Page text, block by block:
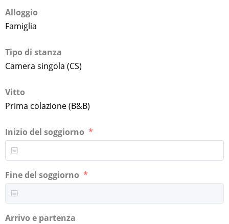
Alloggio
Famiglia
Tipo di stanza
Camera singola (CS)
Vitto
Prima colazione (B&B)
Inizio del soggiorno
Fine del soggiorno
Arrivo e partenza